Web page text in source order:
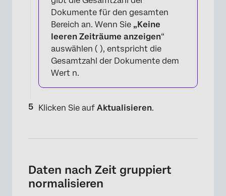
Dokumente für den gesamten
Bereich an. Wenn Sie „Keine
leeren Zeiträume anzeigen“
auswählen ( ), entspricht die
Gesamtzahl der Dokumente dem
Wert n.
Klicken Sie auf Aktualisieren.
Daten nach Zeit gruppiert
normalisieren